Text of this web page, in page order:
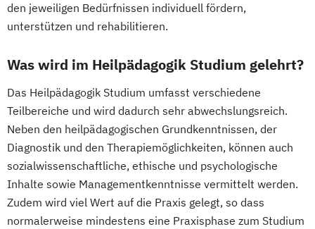
Soziale Arbeit Duales Studium
Soziale Arbeit Präsenzstudium
den jeweiligen Bedürfnissen individuell fördern,
unterstützen und rehabilitieren.
Was wird im Heilpädagogik Studium gelehrt?
Das Heilpädagogik Studium umfasst verschiedene
Teilbereiche und wird dadurch sehr abwechslungsreich.
Neben den heilpädagogischen Grundkenntnissen, der
Diagnostik und den Therapiemöglichkeiten, können auch
sozialwissenschaftliche, ethische und psychologische
Inhalte sowie Managementkenntnisse vermittelt werden.
Zudem wird viel Wert auf die Praxis gelegt, so dass
normalerweise mindestens eine Praxisphase zum Studium